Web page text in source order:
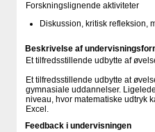
Forskningslignende aktiviteter
Diskussion, kritisk refleksion,
Beskrivelse af
Et tilfredsstillende udbytte af
Et tilfredsstillende udbytte at
gymnasiale uddannelser.
niveau, hvor matematiske udtryk
Excel.
Feedback i undervisningen